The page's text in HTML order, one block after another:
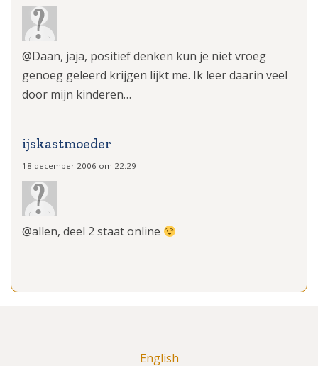
@Daan, jaja, positief denken kun je niet vroeg
genoeg geleerd krijgen lijkt me. Ik leer daarin veel
door mijn kinderen…
ijskastmoeder
18 december 2006 om 22:29
@allen, deel 2 staat online
English